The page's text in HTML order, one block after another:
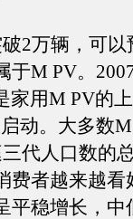
万辆，可以
于M PV。
家用M PV的
动。大多数
代人口数的
费者越来越看
平稳增长，中